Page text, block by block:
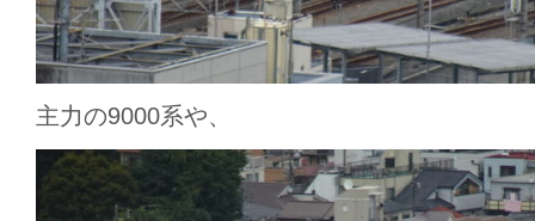
主力の9000系や、